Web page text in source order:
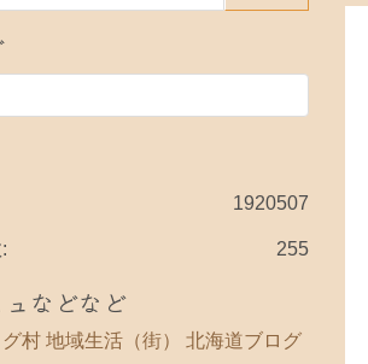
1920507
255
ュなどなど